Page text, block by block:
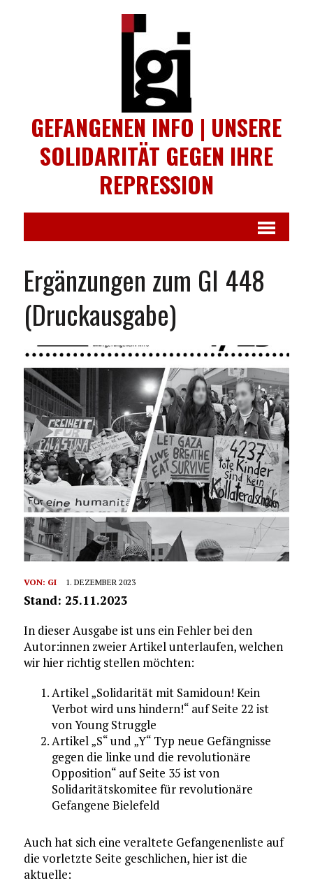
GEFANGENEN INFO | UNSERE
SOLIDARITÄT GEGEN IHRE
REPRESSION
Ergänzungen zum GI 448
(Druckausgabe)
VON: GI 1. DEZEMBER 2023
Stand: 25.11.2023
In dieser Ausgabe ist uns ein Fehler bei den
Autor:innen zweier Artikel unterlaufen, welchen
wir hier richtig stellen möchten:
Artikel „Solidarität mit Samidoun! Kein
Verbot wird uns hindern!“ auf Seite 22 ist
von Young Struggle
Artikel „S“ und „Y“ Typ neue Gefängnisse
gegen die linke und die revolutionäre
Opposition“ auf Seite 35 ist von
Solidaritätskomitee für revolutionäre
Gefangene Bielefeld
Auch hat sich eine veraltete Gefangenenliste auf
die vorletzte Seite geschlichen, hier ist die
aktuelle: